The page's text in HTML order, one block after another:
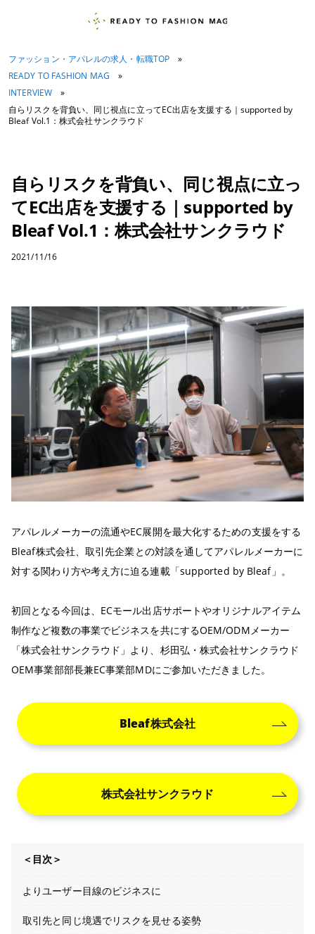
ファッション・アパレルの求人・転職TOP
»
READY TO FASHION MAG
»
INTERVIEW
»
自らリスクを背負い、同じ視点に立ってEC出店を支援する｜supported by
Bleaf Vol.1：株式会社サンクラウド
自らリスクを背負い、同じ視点に立っ
てEC出店を支援する｜supported by
Bleaf Vol.1：株式会社サンクラウド
2021/11/16
アパレルメーカーの流通やEC展開を最大化するための支援をする
Bleaf株式会社、取引先企業との対談を通してアパレルメーカーに
対する関わり方や考え方に迫る連載「supported by Bleaf」。
初回となる今回は、ECモール出店サポートやオリジナルアイテム
制作など複数の事業でビジネスを共にするOEM/ODMメーカー
「株式会社サンクラウド」より、杉田弘・株式会社サンクラウド
OEM事業部部長兼EC事業部MDにご参加いただきました。
Bleaf株式会社
株式会社サンクラウド
＜目次＞
よりユーザー目線のビジネスに
取引先と同じ境遇でリスクを見せる姿勢